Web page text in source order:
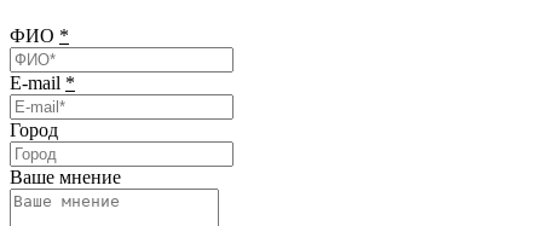
ФИО *
E-mail *
Город
Ваше мнение